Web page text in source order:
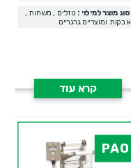
סוג מוצר למילוי : נוזלים , משחות ,
אבקות ומוצריים גרגריים
קרא עוד
PAO